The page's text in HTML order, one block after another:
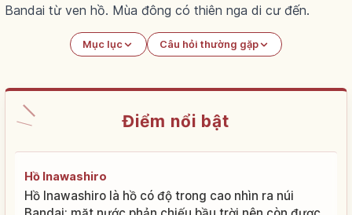
Bandai từ ven hồ. Mùa đông có thiên nga di cư đến.
Mục lục Câu hỏi thường gặp
Điểm nổi bật
Hồ Inawashiro
Hồ Inawashiro là hồ có độ trong cao nhìn ra núi